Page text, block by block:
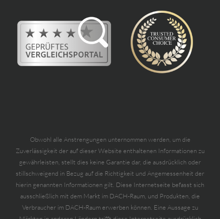
Obwohl alle Anstrengungen unternommen werden, um die
Zuverlässigkeit der auf dieser Website enthaltenen Informationen zu
gewährleisten, stellt dies keine Garantie dar, die ausdrücklich oder
stillschweigend in Bezug auf die Richtigkeit und Angemessenheit der
hierin genannten Informationen gilt. Diese Internetseite befasst sich
ausschließlich mit dem Markt im DACH-Raum, und Produkten, die
Verbraucher im DACH-Raum erwerben können. Eine Aussage zu